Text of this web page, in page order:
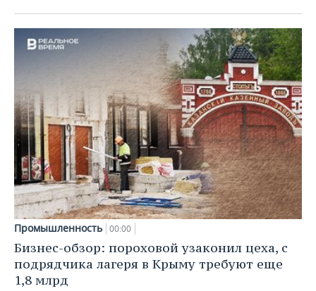
Промышленность 00:00
Бизнес-обзор: пороховой узаконил цеха, с
подрядчика лагеря в Крыму требуют еще
1,8 млрд